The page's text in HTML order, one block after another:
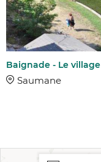
Baignade - Le village
Saumane